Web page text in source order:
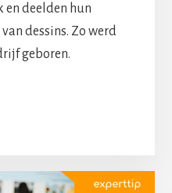
en deelden hun
dessins. Zo werd
geboren.